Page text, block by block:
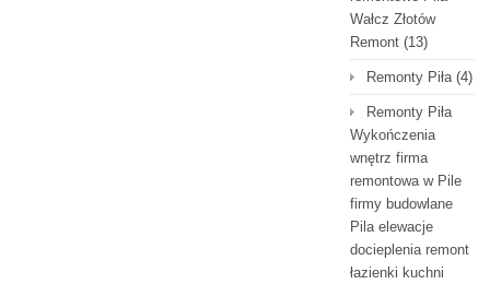
Wałcz Złotów
Remont (13)
Remonty Piła(4)
Remonty Piła
Wykończenia
wnętrz firma
remontowa w Pile
firmy budowlane
Pila elewacje
docieplenia remont
łazienki kuchni